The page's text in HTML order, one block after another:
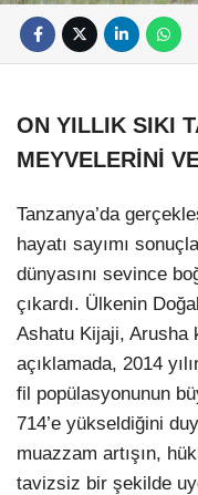
ON YILLIK SIKI
MEYVELERİNİ
Tanzanya’da
hayatı sayımı
dünyasını sevince
çıkardı. Ülkenin
Ashatu Kijaji, Arusha
açıklamada, 2014
fil popülasyonunun
714’e yükseldiğini
muazzam artışın,
tavizsiz bir şekilde